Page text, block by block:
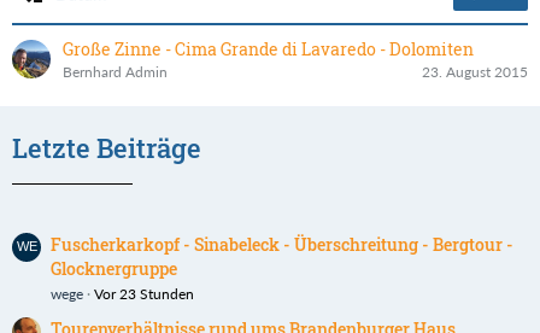
Große Zinne - Cima Grande di Lavaredo - Dolomiten
Bernhard Admin 23. August 2015
Letzte Beiträge
Fuscherkarkopf - Sinabeleck - Überschreitung - Bergtour -
Glocknergruppe
wege Vor 23 Stunden